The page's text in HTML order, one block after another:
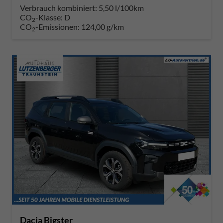
Verbrauch kombiniert: 5,50 l/100km
CO2-Klasse: D
CO2-Emissionen: 124,00 g/km
Dacia Bigster